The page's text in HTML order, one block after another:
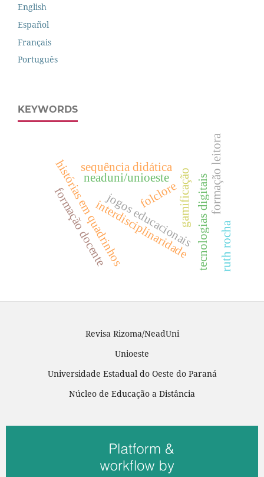
English
Español
Français
Português
KEYWORDS
gamificação
interdisciplinaridade
jogos educacionais
histórias em quadrinhos folclore tecnologias digitais
sequência didática formação leitora
ruth rocha
neaduni/unioeste
formação docente
Revisa Rizoma/NeadUni
Unioeste
Universidade Estadual do Oeste do Paraná
Núcleo de Educação a Distância